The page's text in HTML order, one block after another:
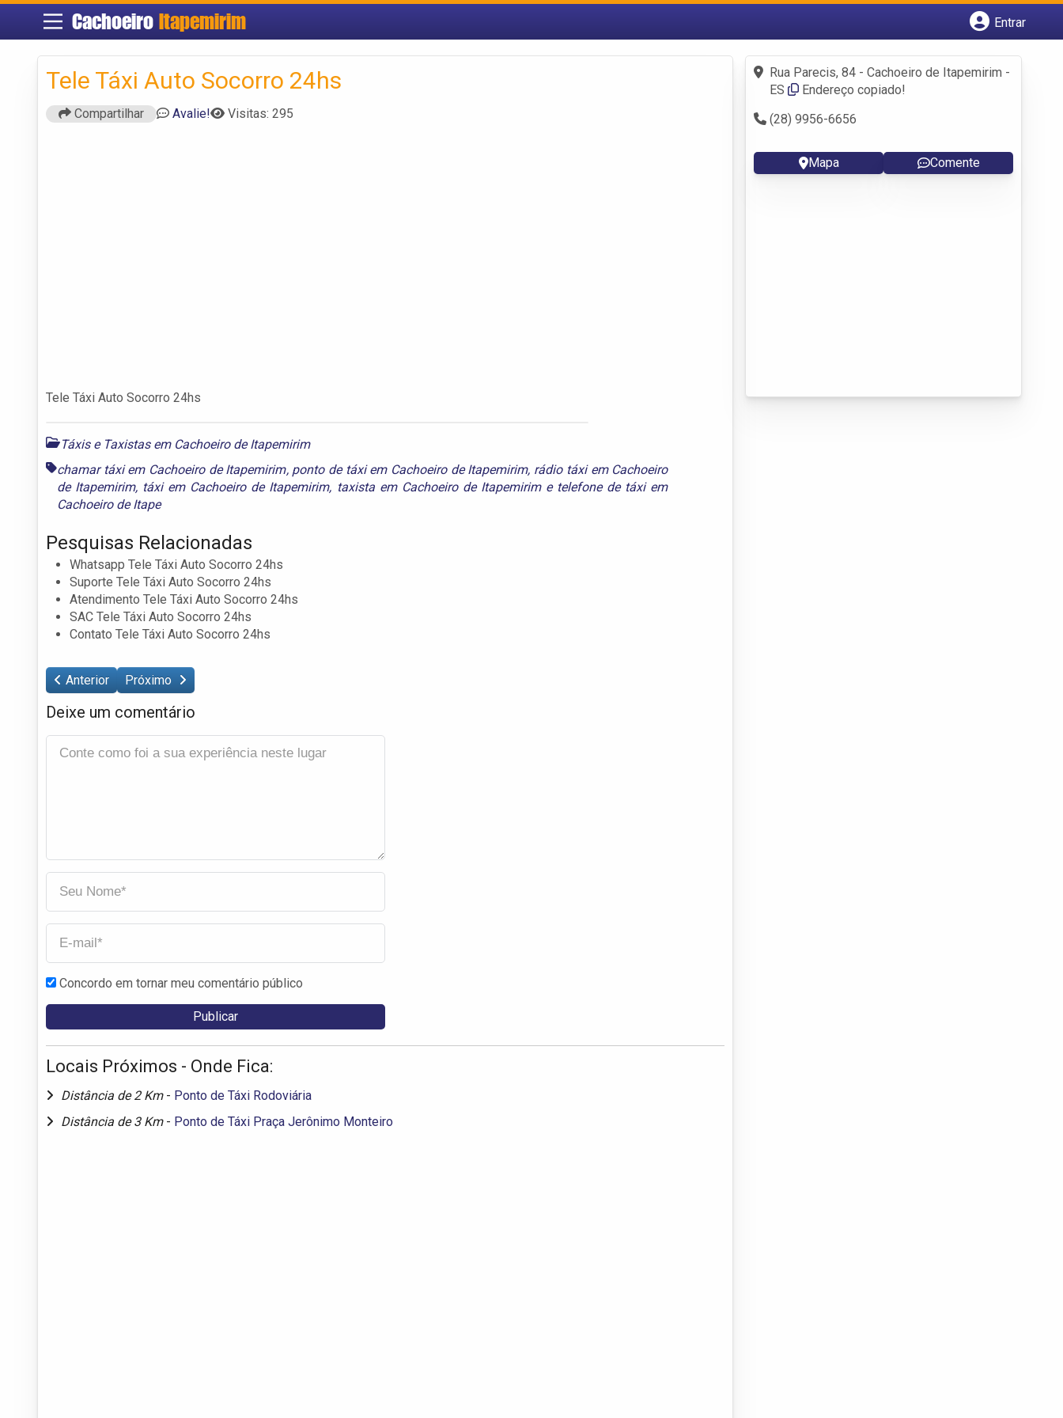
Cachoeiro Itapemirim
Entrar
Fazer login
Criar conta
Tele Táxi Auto Socorro 24hs
Compartilhar Avalie! Visitas: 295
Tele Táxi Auto Socorro 24hs
Táxis e Taxistas em Cachoeiro de Itapemirim
chamar táxi em Cachoeiro de Itapemirim, ponto de táxi em Cachoeiro de Itapemirim, rádio táxi em Cachoeiro
de Itapemirim, táxi em Cachoeiro de Itapemirim, taxista em Cachoeiro de Itapemirime telefone de táxi em
Cachoeiro de Itape
Pesquisas Relacionadas
Whatsapp Tele Táxi Auto Socorro 24hs
Suporte Tele Táxi Auto Socorro 24hs
Atendimento Tele Táxi Auto Socorro 24hs
SAC Tele Táxi Auto Socorro 24hs
Contato Tele Táxi Auto Socorro 24hs
Anterior Próximo
Deixe um comentário
Concordo em tornar meu comentário público
Locais Próximos - Onde Fica:
Distância de 2 Km - Ponto de Táxi Rodoviária
Distância de 3 Km - Ponto de Táxi Praça Jerônimo Monteiro
Rua Parecis, 84 - Cachoeiro de Itapemirim -
ES
Endereço copiado!
(28) 9956-6656
Mapa Comente